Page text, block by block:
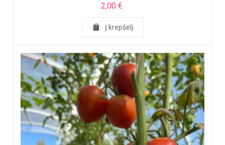
2,00 €
Į krepšelį